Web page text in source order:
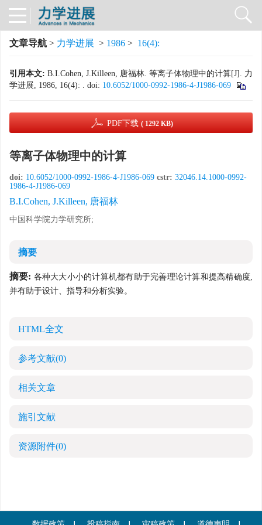
文章导航 > 力学进展 > 1986 > 16(4):
引用本文: B.I.Cohen, J.Killeen, 唐福林. 等离子体物理中的计算[J]. 力
学进展, 1986, 16(4): . doi: 10.6052/1000-0992-1986-4-J1986-069
PDF下载 ( 1292 KB)
等离子体物理中的计算
doi: 10.6052/1000-0992-1986-4-J1986-069 cstr: 32046.14.1000-0992-
1986-4-J1986-069
B.I.Cohen, J.Killeen, 唐福林
中国科学院力学研究所;
摘要
摘要: 各种大大小小的计算机都有助于完善理论计算和提高精确度,
并有助于设计、指导和分析实验。
HTML全文
参考文献(0)
相关文章
施引文献
资源附件(0)